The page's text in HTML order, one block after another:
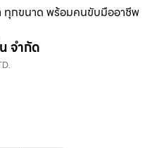
ทุกขนาด พร้อมคนขับมืออาชีพ
จำกัด